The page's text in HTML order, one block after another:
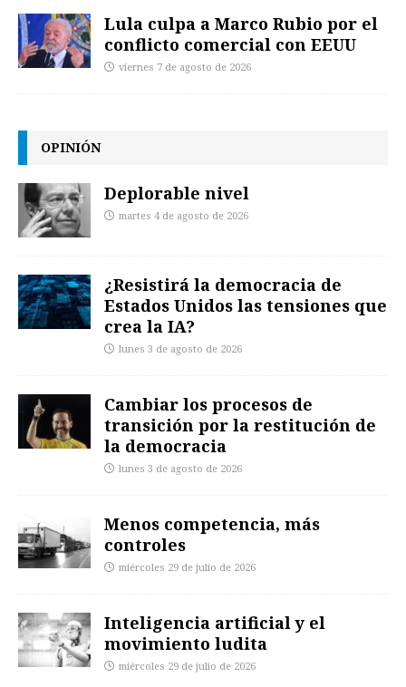
Lula culpa a Marco Rubio por el
conflicto comercial con EEUU
viernes 7 de agosto de 2026
OPINIÓN
Deplorable nivel
martes 4 de agosto de 2026
¿Resistirá la democracia de
Estados Unidos las tensiones que
crea la IA?
lunes 3 de agosto de 2026
Cambiar los procesos de
transición por la restitución de
la democracia
lunes 3 de agosto de 2026
Menos competencia, más
controles
miércoles 29 de julio de 2026
Inteligencia artificial y el
movimiento ludita
miércoles 29 de julio de 2026